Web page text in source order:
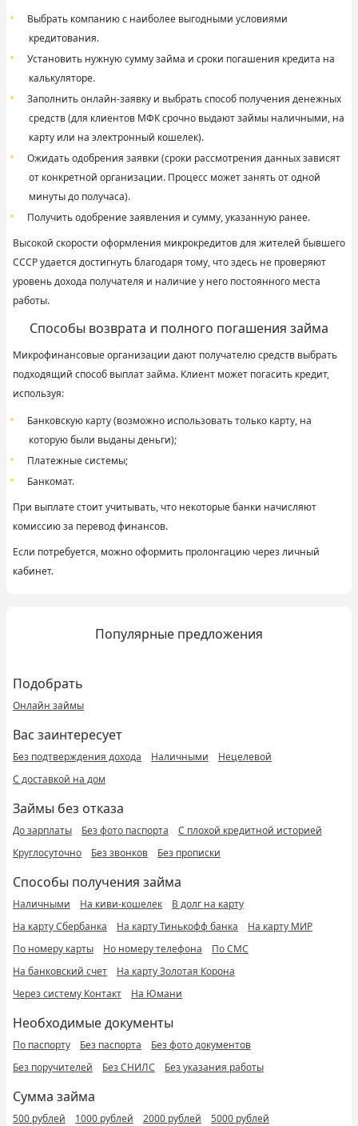
Выбрать компанию с наиболее выгодными условиями
кредитования.
Установить нужную сумму займа и сроки погашения кредита на
калькуляторе.
Заполнить онлайн-заявку и выбрать способ получения денежных
средств (для клиентов МФК срочно выдают займы наличными, на
карту или на электронный кошелек).
Ожидать одобрения заявки (сроки рассмотрения данных зависят
от конкретной организации. Процесс может занять от одной
минуты до получаса).
Получить одобрение заявления и сумму, указанную ранее.
Высокой скорости оформления микрокредитов для жителей бывшего
СССР удается достигнуть благодаря тому, что здесь не проверяют
уровень дохода получателя и наличие у него постоянного места
работы.
Способы возврата и полного погашения займа
Микрофинансовые организации дают получателю средств выбрать
подходящий способ выплат займа. Клиент может погасить кредит,
используя:
Банковскую карту (возможно использовать только карту, на
которую были выданы деньги);
Платежные системы;
Банкомат.
При выплате стоит учитывать, что некоторые банки начисляют
комиссию за перевод финансов.
Если потребуется, можно оформить пролонгацию через личный
кабинет.
Популярные предложения
Подобрать
Онлайн займы
Вас заинтересует
Без подтверждения дохода Наличными
Нецелевой
С доставкой на дом
Займы без отказа
До зарплаты Без фото паспорта
С плохой кредитной историей
Круглосуточно
Без звонков Без прописки
Способы получения займа
Наличными На киви-кошелек
В долг на карту
На карту Сбербанка
На карту Тинькофф банка
На карту МИР
По номеру карты
Но номеру телефона
По СМС
На банковский счет
На карту Золотая Корона
Через систему Контакт
На Юмани
Необходимые документы
По паспорту Без паспорта
Без фото документов
Без поручителей
Без СНИЛС Без указания работы
Сумма займа
500 рублей 1000 рублей 2000 рублей
5000 рублей